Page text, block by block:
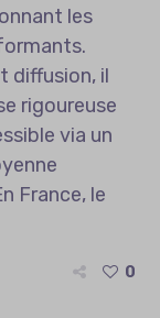
les
diffusion, il
rigoureuse
via un
France, le
0